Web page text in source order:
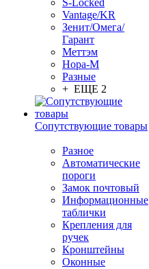
S-Locked
Vantage/KR
Зенит/Омега/
Гарант
Меттэм
Нора-М
Разные
+ ЕЩЕ 2
Сопутствующие товары
Разное
Автоматические
пороги
Замок почтовый
Информационные
таблички
Крепления для
ручек
Кронштейны
Оконные